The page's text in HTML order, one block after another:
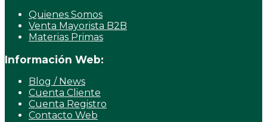
Quienes Somos
Venta Mayorista B2B
Materias Primas
Información Web:
Blog / News
Cuenta Cliente
Cuenta Registro
Contacto Web